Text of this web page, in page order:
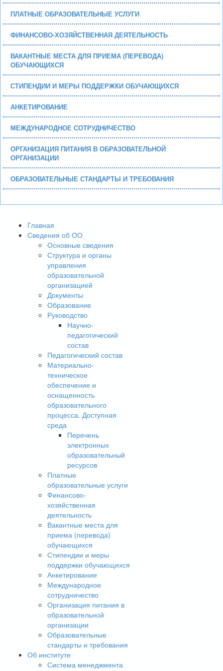
ПЛАТНЫЕ ОБРАЗОВАТЕЛЬНЫЕ УСЛУГИ
ФИНАНСОВО-ХОЗЯЙСТВЕННАЯ ДЕЯТЕЛЬНОСТЬ
ВАКАНТНЫЕ МЕСТА ДЛЯ ПРИЕМА (ПЕРЕВОДА)
ОБУЧАЮЩИХСЯ
СТИПЕНДИИ И МЕРЫ ПОДДЕРЖКИ ОБУЧАЮЩИХСЯ
АНКЕТИРОВАНИЕ
МЕЖДУНАРОДНОЕ СОТРУДНИЧЕСТВО
ОРГАНИЗАЦИЯ ПИТАНИЯ В ОБРАЗОВАТЕЛЬНОЙ
ОРГАНИЗАЦИИ
ОБРАЗОВАТЕЛЬНЫЕ СТАНДАРТЫ И ТРЕБОВАНИЯ
Главная
Сведения об ОО
Основные сведения
Структура и органы
управления
образовательной
организацией
Документы
Образование
Руководство
Научно-
педагогический
состав
Педагогический состав
Материально-
техническое
обеспечение и
оснащенность
образовательного
процесса. Доступная
среда
Перечень
электронных
образовательный
ресурсов
Платные
образовательные услуги
Финансово-
хозяйственная
деятельность
Вакантные места для
приема (перевода)
обучающихся
Стипендии и меры
поддержки обучающихся
Анкетирование
Международное
сотрудничество
Организация питания в
образовательной
организации
Образовательные
стандарты и требования
Об институте
Система менеджмента